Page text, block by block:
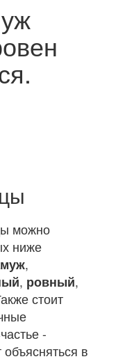
можно
ниже
,
, ровный,
стоит
-
в